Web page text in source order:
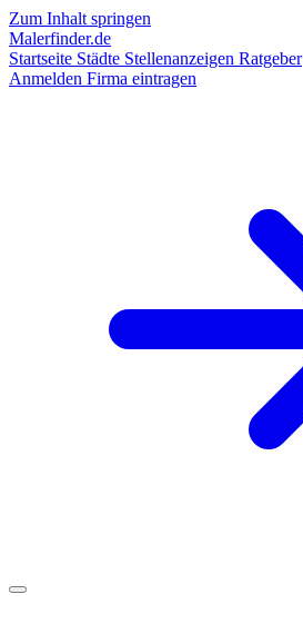
Zum Inhalt springen
Malerfinder.de
Startseite Städte Stellenanzeigen Ratgeber
Anmelden Firma eintragen